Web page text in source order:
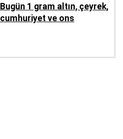
Bugün 1 gram altın, çeyrek,
cumhuriyet ve ons